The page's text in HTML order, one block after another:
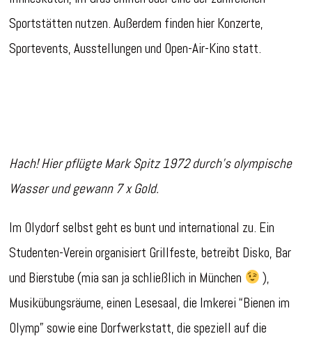
Sportstätten nutzen. Außerdem finden hier Konzerte,
Sportevents, Ausstellungen und Open-Air-Kino statt.
Hach! Hier pflügte Mark Spitz 1972 durch’s olympische
Wasser und gewann 7 x Gold.
Im Olydorf selbst geht es bunt und international zu. Ein
Studenten-Verein organisiert Grillfeste, betreibt Disko, Bar
und Bierstube (mia san ja schließlich in München
),
Musikübungsräume, einen Lesesaal, die Imkerei “Bienen im
Olymp” sowie eine Dorfwerkstatt, die speziell auf die